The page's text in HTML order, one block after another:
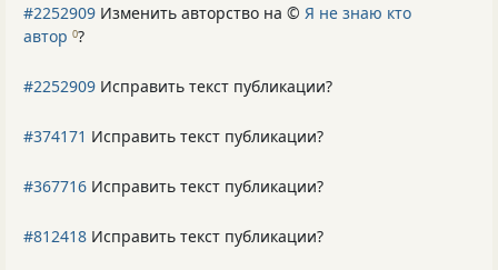
#2252909 Изменить авторство на © Я не знаю кто
автор 0?
#2252909 Исправить текст публикации?
#374171 Исправить текст публикации?
#367716 Исправить текст публикации?
#812418 Исправить текст публикации?